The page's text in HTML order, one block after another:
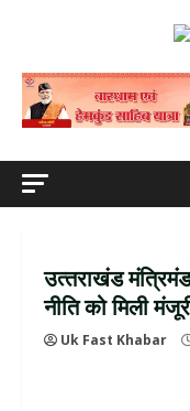
उत्‍तराखंड
नीति को मिली
Uk Fast Khabar